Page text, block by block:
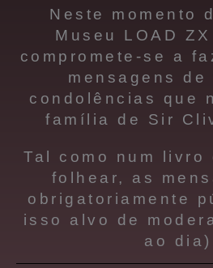
Neste momento
Museu LOAD
compromete-se a
mensagens
condolências que
família de Sir
Tal como num livro
folhear, as
obrigatoriamente
isso alvo de
ao